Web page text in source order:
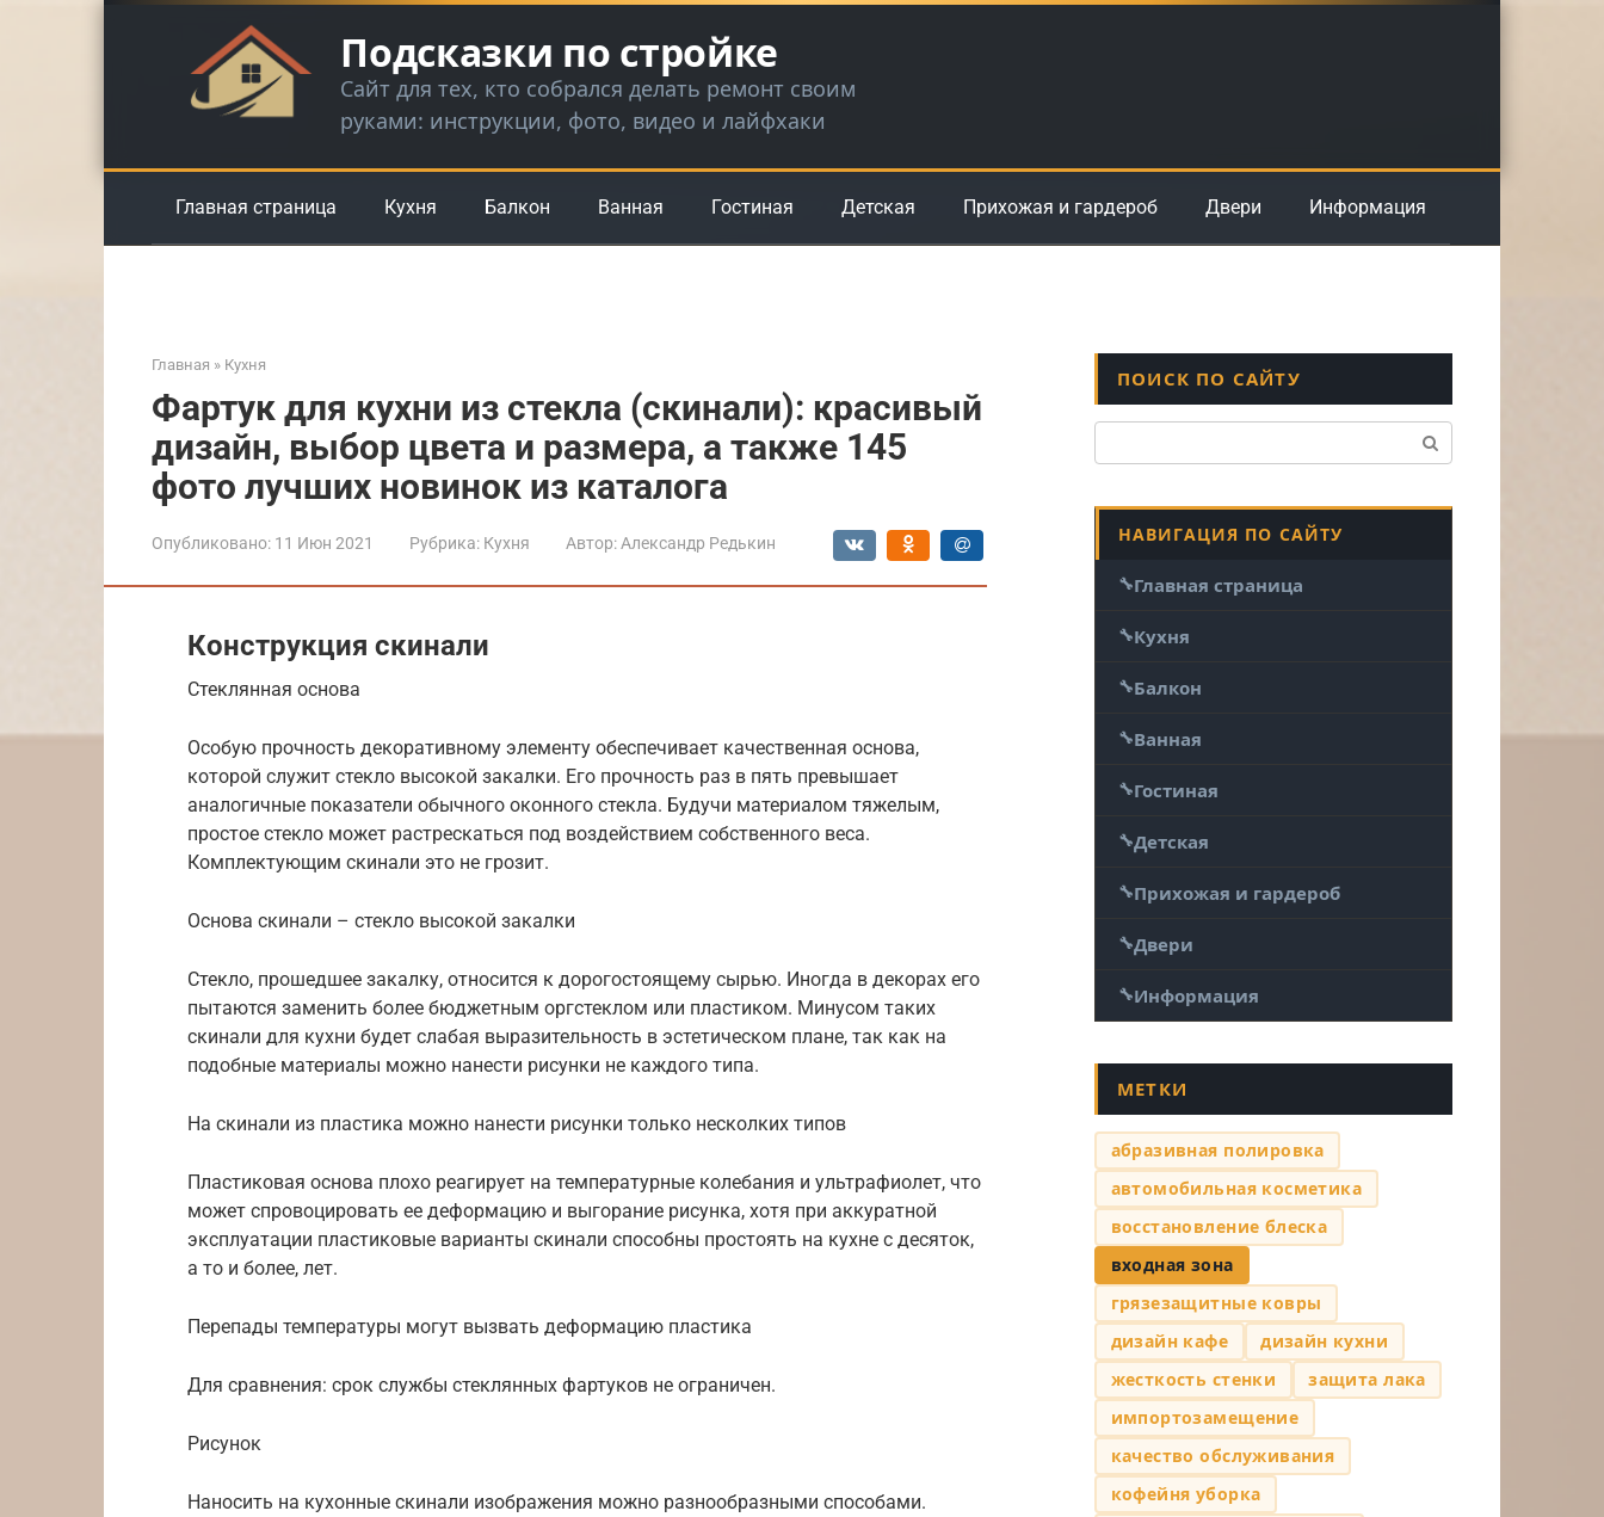
Подсказки по стройке
Сайт для тех, кто собрался делать ремонт своим
руками: инструкции, фото, видео и лайфхаки
Главная страница Кухня Балкон Ванная Гостиная Детская Прихожая и гардероб Двери Информация
Главная » Кухня
Фартук для кухни из стекла (скинали): красивый
дизайн, выбор цвета и размера, а также 145
фото лучших новинок из каталога
Опубликовано: 11 Июн 2021 Рубрика: Кухня Автор: Александр Редькин
Конструкция скинали
Стеклянная основа
Особую прочность декоративному элементу обеспечивает качественная основа,
которой служит стекло высокой закалки. Его прочность раз в пять превышает
аналогичные показатели обычного оконного стекла. Будучи материалом тяжелым,
простое стекло может растрескаться под воздействием собственного веса.
Комплектующим скинали это не грозит.
Основа скинали – стекло высокой закалки
Стекло, прошедшее закалку, относится к дорогостоящему сырью. Иногда в декорах его
пытаются заменить более бюджетным оргстеклом или пластиком. Минусом таких
скинали для кухни будет слабая выразительность в эстетическом плане, так как на
подобные материалы можно нанести рисунки не каждого типа.
На скинали из пластика можно нанести рисунки только несколких типов
Пластиковая основа плохо реагирует на температурные колебания и ультрафиолет, что
может спровоцировать ее деформацию и выгорание рисунка, хотя при аккуратной
эксплуатации пластиковые варианты скинали способны простоять на кухне с десяток,
а то и более, лет.
Перепады температуры могут вызвать деформацию пластика
Для сравнения: срок службы стеклянных фартуков не ограничен.
Рисунок
Наносить на кухонные скинали изображения можно разнообразными способами.
ПОИСК ПО САЙТУ
НАВИГАЦИЯ ПО САЙТУ
Главная страница
Кухня
Балкон
Ванная
Гостиная
Детская
Прихожая и гардероб
Двери
Информация
МЕТКИ
абразивная полировка
автомобильная косметика
восстановление блеска
входная зона
грязезащитные ковры
дизайн кафе
дизайн кухни
жесткость стенки
защита лака
импортозамещение
качество обслуживания
кофейня уборка